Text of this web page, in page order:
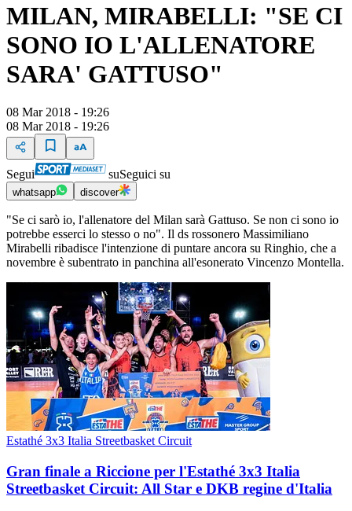
MILAN, MIRABELLI: "SE CI
SONO IO L'ALLENATORE
SARA' GATTUSO"
08 Mar 2018 - 19:26
08 Mar 2018 - 19:26
Segui suSeguici su
whatsapp discover
"Se ci sarò io, l'allenatore del Milan sarà Gattuso. Se non ci sono io
potrebbe esserci lo stesso o no". Il ds rossonero Massimiliano
Mirabelli ribadisce l'intenzione di puntare ancora su Ringhio, che a
novembre è subentrato in panchina all'esonerato Vincenzo Montella.
Estathé 3x3 Italia Streetbasket Circuit
Gran finale a Riccione per l'Estathé 3x3 Italia
Streetbasket Circuit: All Star e DKB regine d'Italia